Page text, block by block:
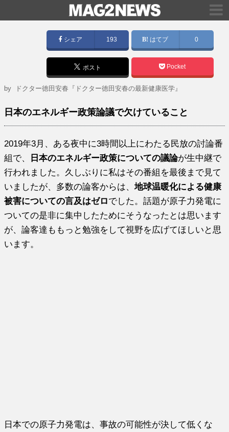
シェア 193 はてブ 0
ポスト Pocket
by ドクター徳田安春『ドクター徳田安春の最新健康医学』
日本のエネルギー政策論議で欠けていること
2019年3月、ある夜中に3時間以上にわたる民放の討論番
組で、
日本のエネルギー政策についての議論が生中継で
行われました。久しぶりに私はその番組を最後まで見て
いましたが、多数の論客からは、地球温暖化による健康
被害についての言及はゼロでした。話題が原子力発電に
ついての是非に集中したためにそうなったとは思います
が、論客達ももっと勉強をして視野を広げてほしいと思
います。
日本での原子力発電は、事故の可能性が決して低くな